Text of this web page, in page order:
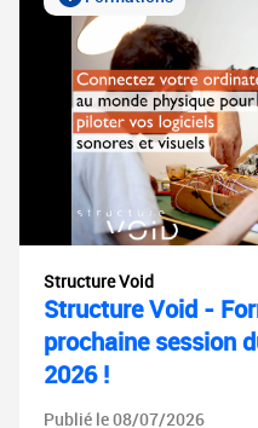
Structure Void
Structure Void -
prochaine session
2026 !
Publié le 08/07/2026